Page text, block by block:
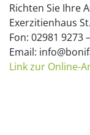
Richten Sie Ihre
Exerzitienhaus
Fon: 02981 9273
Email:
Link zur Online-